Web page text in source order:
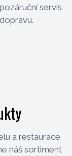
servis
a restaurace
náš sortiment